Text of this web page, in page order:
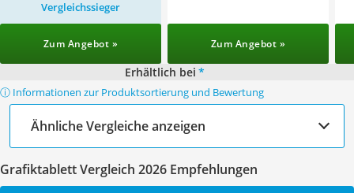
Vergleichssieger
Zum Angebot » Zum Angebot »
Erhältlich bei *
ⓘ Informationen zur Produktsortierung und Bewertung
Ähnliche Vergleiche anzeigen
Grafiktablett Vergleich 2026 Empfehlungen